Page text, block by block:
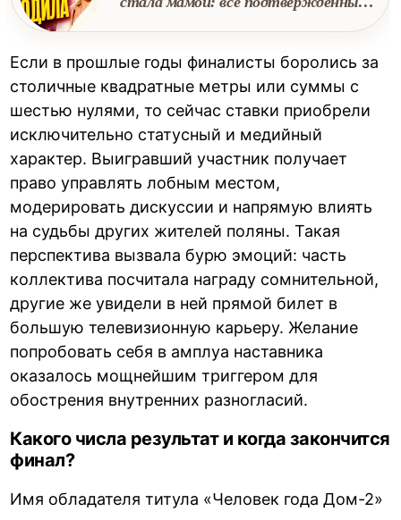
Если в прошлые годы финалисты боролись за
столичные квадратные метры или суммы с
шестью нулями, то сейчас ставки приобрели
исключительно статусный и медийный
характер. Выигравший участник получает
право управлять лобным местом,
модерировать дискуссии и напрямую влиять
на судьбы других жителей поляны. Такая
перспектива вызвала бурю эмоций: часть
коллектива посчитала награду сомнительной,
другие же увидели в ней прямой билет в
большую телевизионную карьеру. Желание
попробовать себя в амплуа наставника
оказалось мощнейшим триггером для
обострения внутренних разногласий.
Какого числа результат и когда закончится
финал?
Имя обладателя титула «Человек года Дом-2»